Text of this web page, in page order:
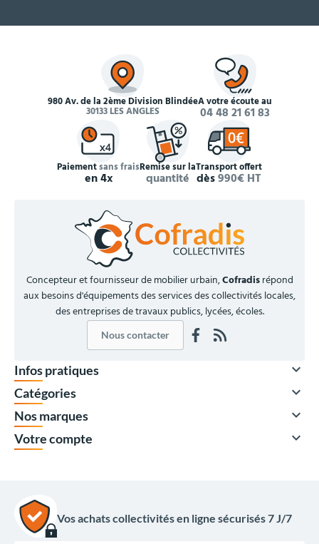
980 Av. de la 2ème Division Blindée
30133 LES ANGLES
À votre écoute au
04 48 21 61 83
Paiementsans frais
en 4x
Remise sur la
quantité
Transport offert
dès990€ HT
Concepteur et fournisseur de mobilier urbain,Cofradisrépond
aux besoins d'équipements des services des collectivités locales,
des entreprises de travaux publics, lycées, écoles.
Nous contacter
Infos pratiques 
Catégories 
Nos marques 
Votre compte 
Vos achats collectivités en ligne sécurisés 7 J/7